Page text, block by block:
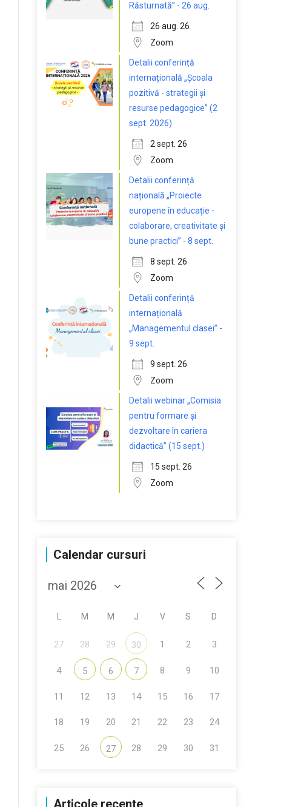
Răsturnată” - 26 aug.
26 aug. 26
Zoom
Detalii conferință
internațională „Școala
pozitivă - strategii și
resurse pedagogice” (2
sept. 2026)
2 sept. 26
Zoom
Detalii conferință
națională „Proiecte
europene în educație -
colaborare, creativitate și
bune practici” - 8 sept.
8 sept. 26
Zoom
Detalii conferință
internațională
„Managementul clasei” -
9 sept.
9 sept. 26
Zoom
Detalii webinar „Comisia
pentru formare și
dezvoltare în cariera
didactică” (15 sept.)
15 sept. 26
Zoom
Calendar cursuri
M M J V S D
27 28 29 30 1 2 3
4 5 6 7 8 9 10
11 12 13 14 15 16 17
18 19 20 21 22 23 24
25 26 27 28 29 30 31
Articole recente